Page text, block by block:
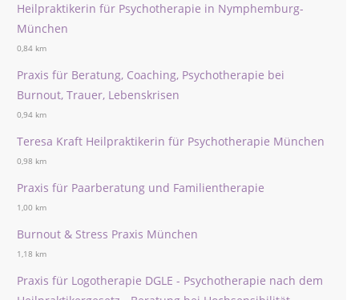
Heilpraktikerin für Psychotherapie in Nymphemburg-
München
0,84 km
Praxis für Beratung, Coaching, Psychotherapie bei
Burnout, Trauer, Lebenskrisen
0,94 km
Teresa Kraft Heilpraktikerin für Psychotherapie München
0,98 km
Praxis für Paarberatung und Familientherapie
1,00 km
Burnout & Stress Praxis München
1,18 km
Praxis für Logotherapie DGLE - Psychotherapie nach dem